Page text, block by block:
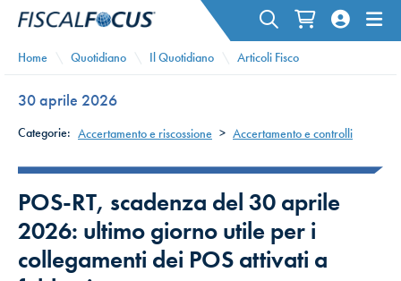
Home Quotidiano Il Quotidiano Articoli Fisco
30 aprile 2026
Categorie: Accertamento e riscossione > Accertamento e controlli
POS-RT, scadenza del 30 aprile
2026: ultimo giorno utile per i
collegamenti dei POS attivati a